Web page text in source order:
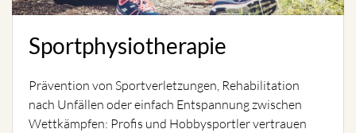
Sportphysiotherapie
Prävention von Sportverletzungen, Rehabilitation
nach Unfällen oder einfach Entspannung zwischen
Wettkämpfen: Profis und Hobbysportler vertrauen